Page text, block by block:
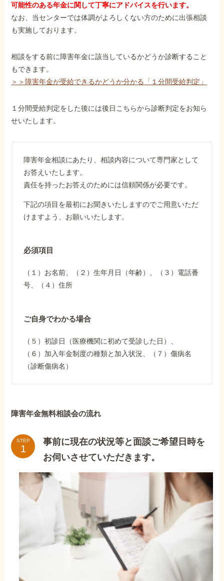
可能性のある年金に関して丁寧にアドバイスを行います。
なお、当センターでは体調がよろしくない方のために出張相談
も実施しております。
相談をする前に障害年金に該当しているかどうか診断すること
もできます。
＞＞障害年金が受給できるかどうか分かる「１分間受給判定」
１分間受給判定をした後には後日こちらから診断判定をお知ら
せいたします。
障害年金相談にあたり、相談内容について専門家として
お答えいたします。
責任を持ったお答えのためには信頼関係が必要です。
下記の項目を最初にお聞きいたしますのでご用意いただ
けますよう、お願いいたします。
必須項目
（１）お名前、（２）生年月日（年齢）、（３）電話番
号、（４）住所
ご自身でわかる場合
（５）初診日（医療機関に初めて受診した日）、
（６）加入年金制度の種類と加入状況、（７）傷病名
（診断傷病名）
障害年金無料相談会の流れ
STEP
事前に現在の状況等と面談ご希望日時を
お伺いさせていただきます。